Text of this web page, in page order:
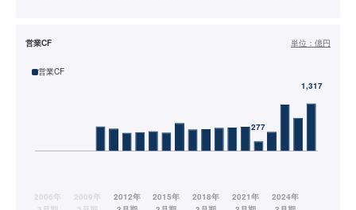
営業CF 単位： 億円
営業CF